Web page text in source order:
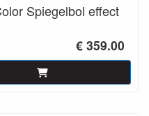
Spiegelbol effect
€ 359.00